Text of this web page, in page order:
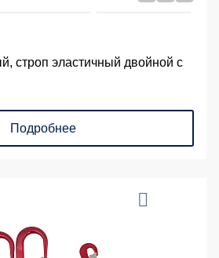
строп эластичный двойной с
Подробнее